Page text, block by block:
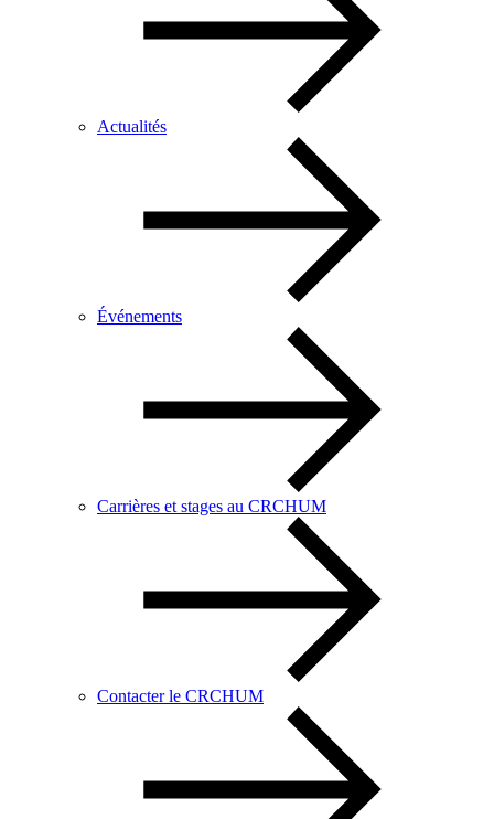
Actualités
Événements
Carrières et stages au CRCHUM
Contacter le CRCHUM